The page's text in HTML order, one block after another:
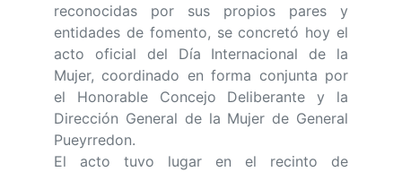
reconocidas por sus propios pares y
entidades de fomento, se concretó hoy el
acto oficial del Día Internacional de la
Mujer, coordinado en forma conjunta por
el Honorable Concejo Deliberante y la
Dirección General de la Mujer de General
Pueyrredon.
El acto tuvo lugar en el recinto de